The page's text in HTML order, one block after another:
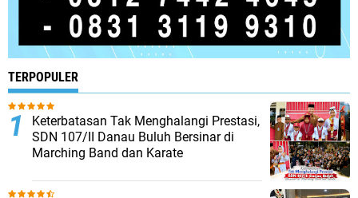
TERPOPULER
Keterbatasan Tak Menghalangi Prestasi,
SDN 107/II Danau Buluh Bersinar di
Marching Band dan Karate